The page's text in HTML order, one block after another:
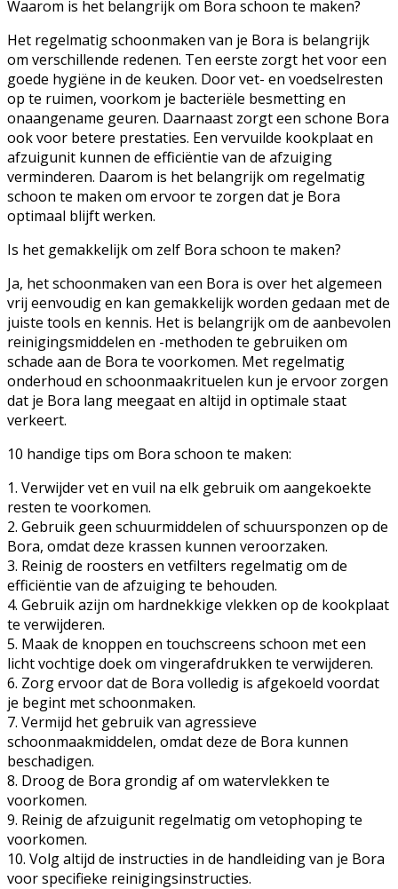
Waarom is het belangrijk om Bora schoon te maken?
Het regelmatig schoonmaken van je Bora is belangrijk
om verschillende redenen. Ten eerste zorgt het voor een
goede hygiëne in de keuken. Door vet- en voedselresten
op te ruimen, voorkom je bacteriële besmetting en
onaangename geuren. Daarnaast zorgt een schone Bora
ook voor betere prestaties. Een vervuilde kookplaat en
afzuigunit kunnen de efficiëntie van de afzuiging
verminderen. Daarom is het belangrijk om regelmatig
schoon te maken om ervoor te zorgen dat je Bora
optimaal blijft werken.
Is het gemakkelijk om zelf Bora schoon te maken?
Ja, het schoonmaken van een Bora is over het algemeen
vrij eenvoudig en kan gemakkelijk worden gedaan met de
juiste tools en kennis. Het is belangrijk om de aanbevolen
reinigingsmiddelen en -methoden te gebruiken om
schade aan de Bora te voorkomen. Met regelmatig
onderhoud en schoonmaakrituelen kun je ervoor zorgen
dat je Bora lang meegaat en altijd in optimale staat
verkeert.
10 handige tips om Bora schoon te maken:
1. Verwijder vet en vuil na elk gebruik om aangekoekte
resten te voorkomen.
2. Gebruik geen schuurmiddelen of schuursponzen op de
Bora, omdat deze krassen kunnen veroorzaken.
3. Reinig de roosters en vetfilters regelmatig om de
efficiëntie van de afzuiging te behouden.
4. Gebruik azijn om hardnekkige vlekken op de kookplaat
te verwijderen.
5. Maak de knoppen en touchscreens schoon met een
licht vochtige doek om vingerafdrukken te verwijderen.
6. Zorg ervoor dat de Bora volledig is afgekoeld voordat
je begint met schoonmaken.
7. Vermijd het gebruik van agressieve
schoonmaakmiddelen, omdat deze de Bora kunnen
beschadigen.
8. Droog de Bora grondig af om watervlekken te
voorkomen.
9. Reinig de afzuigunit regelmatig om vetophoping te
voorkomen.
10. Volg altijd de instructies in de handleiding van je Bora
voor specifieke reinigingsinstructies.